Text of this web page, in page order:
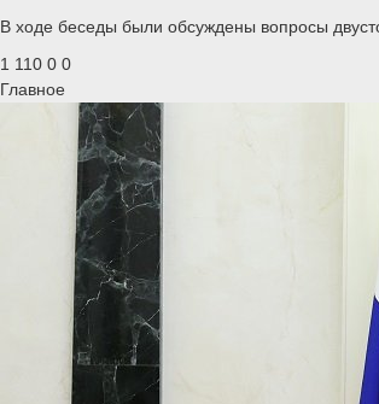
В ходе беседы были обсуждены вопросы
1 110 0 0
Главное